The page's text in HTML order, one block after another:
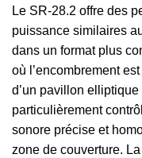
Le SR-28.2 offre des
puissance similaires
dans un format plus
où l’encombrement
d’un pavillon elliptique
particulièrement
sonore précise et
zone de couverture.